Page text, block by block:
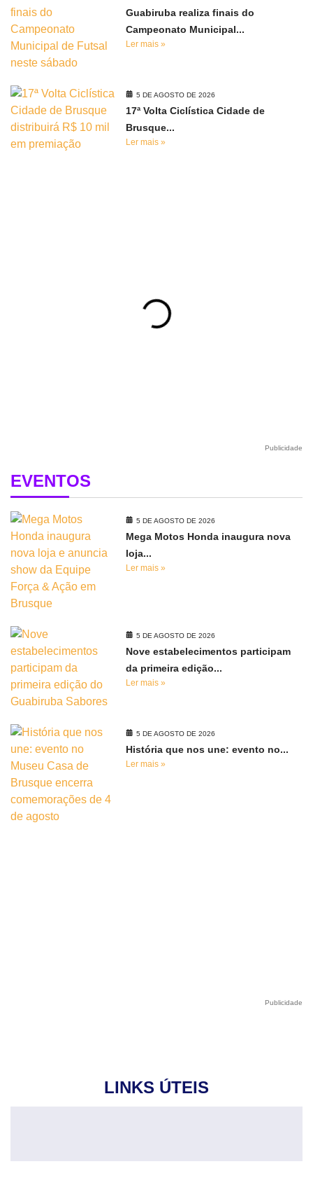
Guabiruba realiza finais do
Campeonato Municipal...
Ler mais »
5 DE AGOSTO DE 2026
17ª Volta Ciclística Cidade de
Brusque...
Ler mais »
Publicidade
EVENTOS
5 DE AGOSTO DE 2026
Mega Motos Honda inaugura nova
loja...
Ler mais »
5 DE AGOSTO DE 2026
Nove estabelecimentos participam
da primeira edição...
Ler mais »
5 DE AGOSTO DE 2026
História que nos une: evento no...
Ler mais »
Publicidade
LINKS ÚTEIS